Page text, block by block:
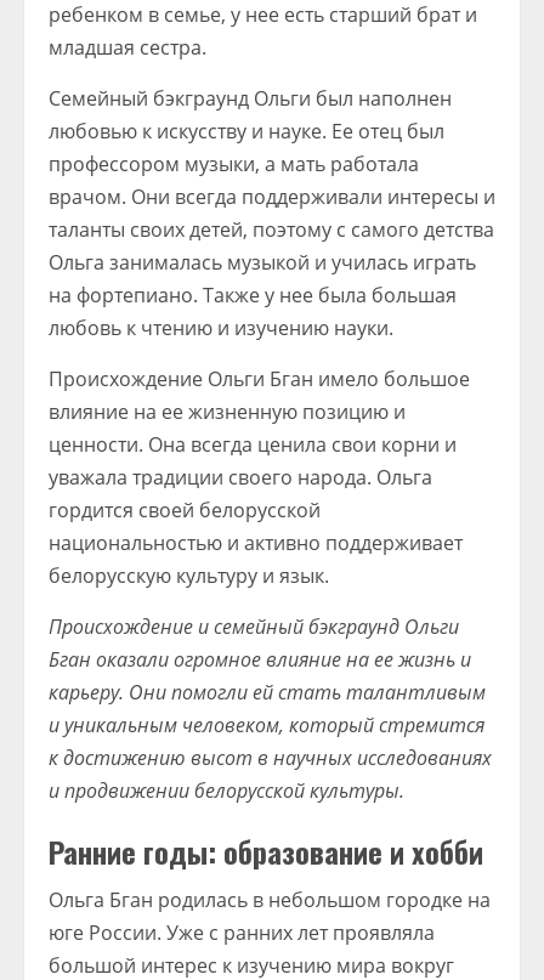
ребенком в семье, у нее есть старший брат и
младшая сестра.
Семейный бэкграунд Ольги был наполнен
любовью к искусству и науке. Ее отец был
профессором музыки, а мать работала
врачом. Они всегда поддерживали интересы и
таланты своих детей, поэтому с самого детства
Ольга занималась музыкой и училась играть
на фортепиано. Также у нее была большая
любовь к чтению и изучению науки.
Происхождение Ольги Бган имело большое
влияние на ее жизненную позицию и
ценности. Она всегда ценила свои корни и
уважала традиции своего народа. Ольга
гордится своей белорусской
национальностью и активно поддерживает
белорусскую культуру и язык.
Происхождение и семейный бэкграунд Ольги
Бган оказали огромное влияние на ее жизнь и
карьеру. Они помогли ей стать талантливым
и уникальным человеком, который стремится
к достижению высот в научных исследованиях
и продвижении белорусской культуры.
Ранние годы: образование и хобби
Ольга Бган родилась в небольшом городке на
юге России. Уже с ранних лет проявляла
большой интерес к изучению мира вокруг